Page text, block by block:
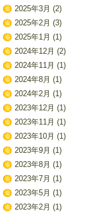
2025年3月 (2)
2025年2月 (3)
2025年1月 (1)
2024年12月 (2)
2024年11月 (1)
2024年8月 (1)
2024年2月 (1)
2023年12月 (1)
2023年11月 (1)
2023年10月 (1)
2023年9月 (1)
2023年8月 (1)
2023年7月 (1)
2023年5月 (1)
2023年2月 (1)